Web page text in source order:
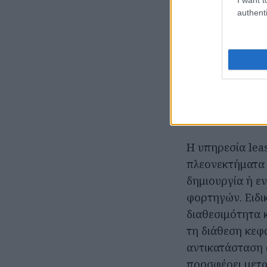
Πρόγραμμα
Οι
λάβουν
Η υπηρεσία
πλεονεκτήματα
δημιουργία ή
φορτηγών.
τη διάθεση
προσφέρει